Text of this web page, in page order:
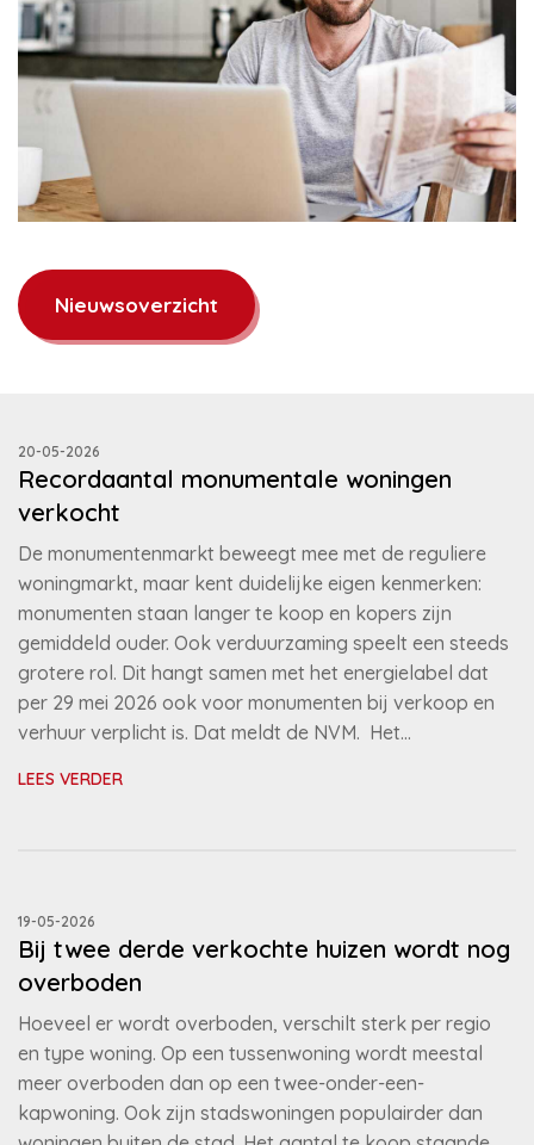
Nieuwsoverzicht
20-05-2026
Recordaantal monumentale woningen
verkocht
De monumentenmarkt beweegt mee met de reguliere
woningmarkt, maar kent duidelijke eigen kenmerken:
monumenten staan langer te koop en kopers zijn
gemiddeld ouder. Ook verduurzaming speelt een steeds
grotere rol. Dit hangt samen met het energielabel dat
per 29 mei 2026 ook voor monumenten bij verkoop en
verhuur verplicht is. Dat meldt de NVM. Het…
LEES VERDER
19-05-2026
Bij twee derde verkochte huizen wordt nog
overboden
Hoeveel er wordt overboden, verschilt sterk per regio
en type woning. Op een tussenwoning wordt meestal
meer overboden dan op een twee-onder-een-
kapwoning. Ook zijn stadswoningen populairder dan